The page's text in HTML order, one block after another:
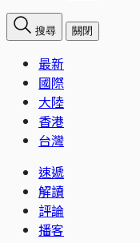
搜尋 關閉
最新
國際
大陸
香港
台灣
速遞
解讀
評論
播客